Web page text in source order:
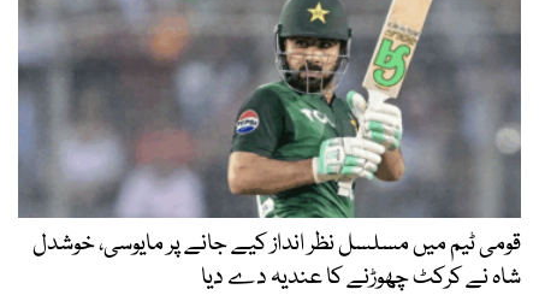
قومی ٹیم میں مسلسل نظر انداز کیے جانے پر مایوسی، خوشدل
شاہ نے کرکٹ چھوڑنے کا عندیہ دے دیا